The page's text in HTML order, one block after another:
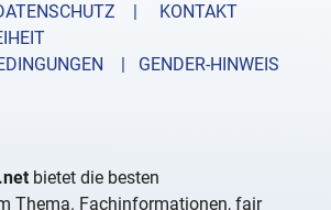
|
KONTAKT
| GENDER-HINWEIS
bietet die besten
Thema. Fachinformationen, fair